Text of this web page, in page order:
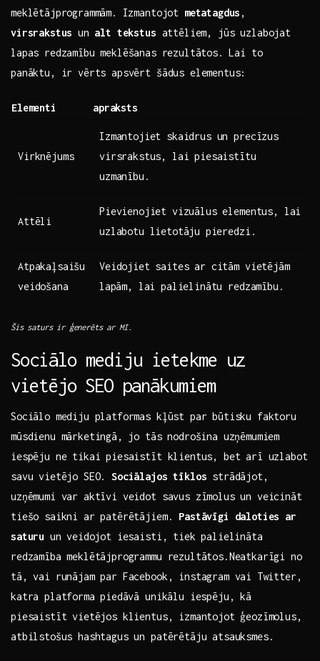
meklētājprogrammām.⁤ Izmantojot metatagdus ,
virsrakstus ⁣un alt tekstus attēliem, jūs‍ uzlabojat
lapas‍ redzamību meklēšanas⁣ rezultātos. ⁣Lai to
panāktu, ir vērts apsvērt šādus elementus:
Elementi apraksts
Virknējums
Izmantojiet skaidrus un​ precīzus
virsrakstus, lai piesaistītu
uzmanību.
Attēli
Pievienojiet vizuālus​ elementus, lai
uzlabotu‌ lietotāju⁤ pieredzi.
Atpakaļsaišu⁢
veidošana
Veidojiet saites ar citām vietējām
⁤lapām, ‍lai palielinātu redzamību.
Šis saturs ir ģenerēts ar MI.
Sociālo mediju ietekme uz⁢
vietējo ⁤SEO ⁤panākumiem
Sociālo mediju platformas kļūst par būtisku faktoru
mūsdienu mārketingā,⁢ jo tās nodrošina uzņēmumiem
iespēju ne tikai piesaistīt klientus, bet arī uzlabot
savu vietējo SEO.Sociālajos tīklos strādājot,
‍uzņēmumi var aktīvi veidot savus zīmolus un veicināt
tiešo saikni ar patērētājiem. Pastāvīgi daloties ar
saturu un⁢ veidojot iesaisti, tiek palielināta
redzamība meklētājprogrammu rezultātos.Neatkarīgi no
tā, vai runājam par Facebook, instagram vai⁢ Twitter,
katra platforma⁤ piedāvā unikālu iespēju, kā
piesaistīt vietējos klientus, izmantojot ģeozīmolus,
atbilstošus hashtagus un patērētāju atsauksmes.